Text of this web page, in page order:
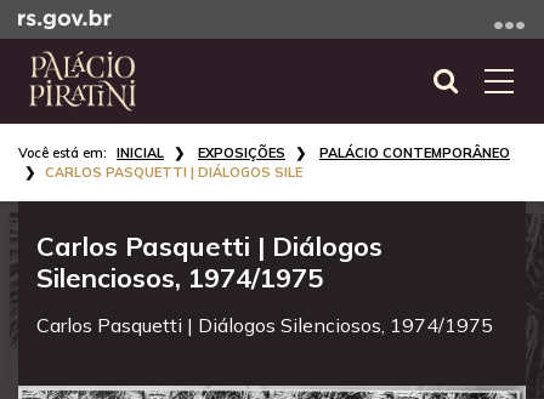
para
conteúdo
Ir
para
menu
para
busca
Abrir
busca
conteúdo
INICIAL EXPOSIÇÕES
PALÁCIO CONTEMPORÂNEO
CARLOS PASQUETTI | DIÁLOGOS SILE
Carlos Pasquetti | Diálogos
Silenciosos, 1974/1975
Carlos Pasquetti | Diálogos Silenciosos, 1974/1975